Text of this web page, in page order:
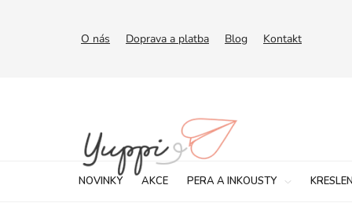
O nás Doprava a platba Blog Kontakt
NOVINKY AKCE PERA A INKOUSTY